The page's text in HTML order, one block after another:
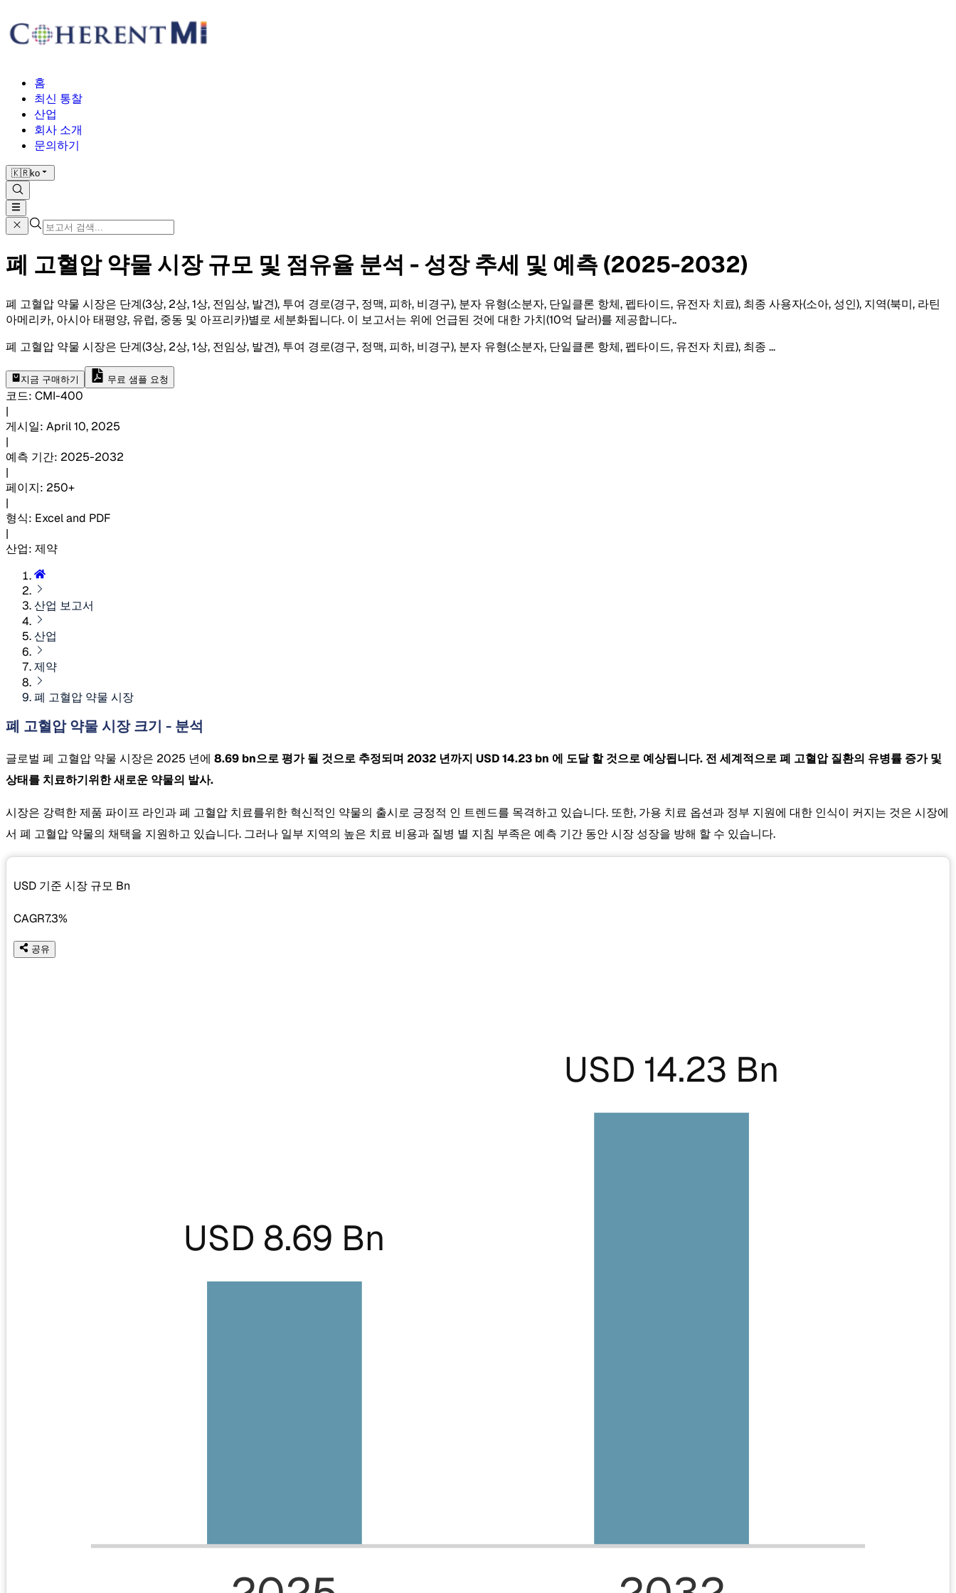
홈
최신 통찰
산업
회사 소개
문의하기
🇰🇷ko
폐 고혈압 약물 시장 규모 및 점유율 분석 - 성장 추세 및 예측 (2025-2032)
폐 고혈압 약물 시장은 단계(3상, 2상, 1상, 전임상, 발견), 투여 경로(경구, 정맥, 피하, 비경구), 분자 유형(소분자, 단일클론 항체, 펩타이드, 유전자 치료), 최종 사용자(소아, 성인), 지역(북미, 라틴
아메리카, 아시아 태평양, 유럽, 중동 및 아프리카)별로 세분화됩니다. 이 보고서는 위에 언급된 것에 대한 가치(10억 달러)를 제공합니다..
폐 고혈압 약물 시장은 단계(3상, 2상, 1상, 전임상, 발견), 투여 경로(경구, 정맥, 피하, 비경구), 분자 유형(소분자, 단일클론 항체, 펩타이드, 유전자 치료), 최종 ...
지금 구매하기 무료 샘플 요청
코드: CMI-400
|
게시일: April 10, 2025
|
예측 기간: 2025-2032
|
페이지: 250+
|
형식: Excel and PDF
|
산업: 제약
산업 보고서
산업
제약
폐 고혈압 약물 시장
폐 고혈압 약물 시장 크기 - 분석
글로벌 폐 고혈압 약물 시장은 2025 년에 8.69 bn으로 평가 될 것으로 추정되며 2032 년까지 USD 14.23 bn 에 도달 할 것으로 예상됩니다. 전 세계적으로 폐 고혈압 질환의 유병률 증가 및
상태를 치료하기위한 새로운 약물의 발사.
시장은 강력한 제품 파이프 라인과 폐 고혈압 치료를위한 혁신적인 약물의 출시로 긍정적 인 트렌드를 목격하고 있습니다. 또한, 가용 치료 옵션과 정부 지원에 대한 인식이 커지는 것은 시장에
서 폐 고혈압 약물의 채택을 지원하고 있습니다. 그러나 일부 지역의 높은 치료 비용과 질병 별 지침 부족은 예측 기간 동안 시장 성장을 방해 할 수 있습니다.
USD 기준 시장 규모 Bn
CAGR7.3%
공유
USD 8.69 Bn
USD 14.23 Bn